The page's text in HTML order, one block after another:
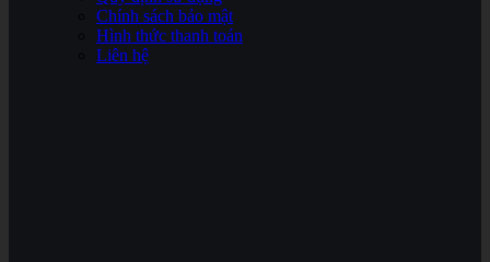
Chính sách bảo mật
Hình thức thanh toán
Liên hệ